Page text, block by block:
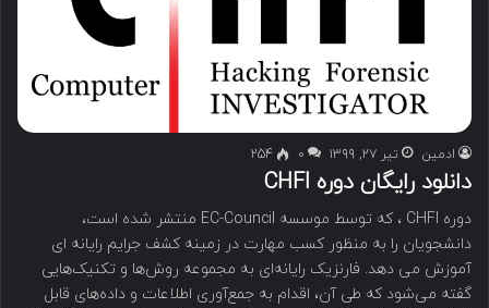
ادمین تیر ۲۷, ۱۳۹۹ ۰ 254
دانلود رایگان دوره CHFI
دوره CHFI ، که توسط موسسه EC-Council منتشر شده است،
دانشجویان را به منظور کسب مهارت در زمینه کشف جرایم رایانه ای
آموزش می دهد. فارنزیک رایانه‌ای به مجموعه روش‌ها و تکنیک‌هایی
گفته می‌شود که طی آن، اقدام به جمع‌آوری اطلاعات و داده‌های قابل